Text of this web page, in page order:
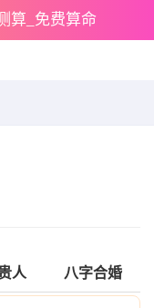
算_免费算命
人 八字合婚